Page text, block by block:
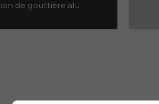
de gouttière alu